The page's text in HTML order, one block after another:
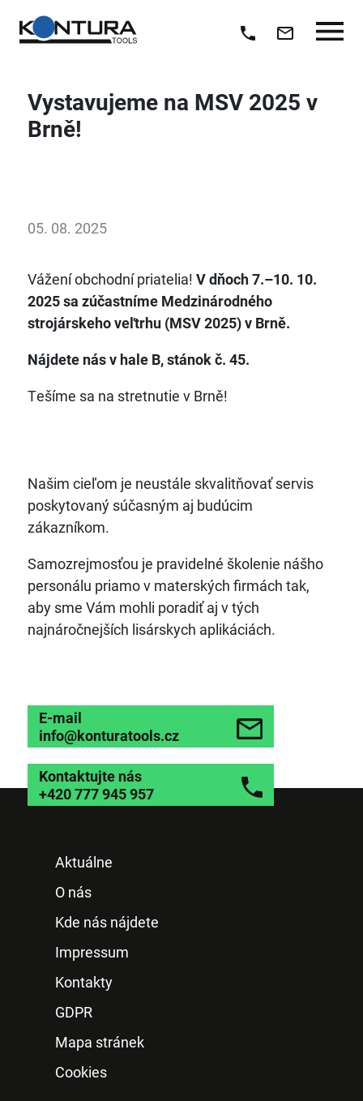
Vystavujeme na MSV 2025 v
Brně!
05. 08. 2025
Vážení obchodní priatelia! V dňoch 7.–10. 10.
2025 sa zúčastníme Medzinárodného
strojárskeho veľtrhu (MSV 2025) v Brně.
Nájdete nás v hale B, stánok č. 45.
Tešíme sa na stretnutie v Brně!
Našim cieľom je neustále skvalitňovať servis
poskytovaný súčasným aj budúcim
zákazníkom.
Samozrejmosťou je pravidelné školenie nášho
personálu priamo v materských firmách tak,
aby sme Vám mohli poradiť aj v tých
najnáročnejších lisárskych aplikáciách.
E-mail
info@konturatools.cz
Kontaktujte nás
+420 777 945 957
Aktuálne
O nás
Kde nás nájdete
Impressum
Kontakty
GDPR
Mapa stránek
Cookies